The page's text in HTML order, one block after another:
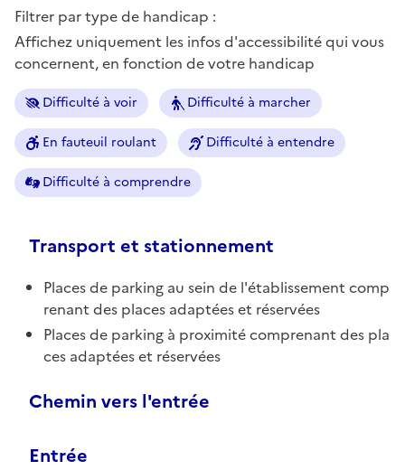
Filtrer par type de handicap :
Affichez uniquement les infos d'accessibilité qui vous
concernent, en fonction de votre handicap
Difficulté à voir Difficulté à marcher
En fauteuil roulant Difficulté à entendre
Difficulté à comprendre
Transport et stationnement
Places de parking au sein de l'établissement comp
renant des places adaptées et réservées
Places de parking à proximité comprenant des pla
ces adaptées et réservées
Chemin vers l'entrée
Entrée